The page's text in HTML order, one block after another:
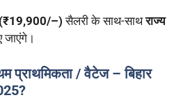
–) सैलरी के साथ-साथराज्य
जाएंगे।
प्राथमिकता / वैटेज – बिहार